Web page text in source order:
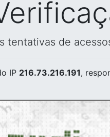
tentativas de
IP 216.73.216.191,